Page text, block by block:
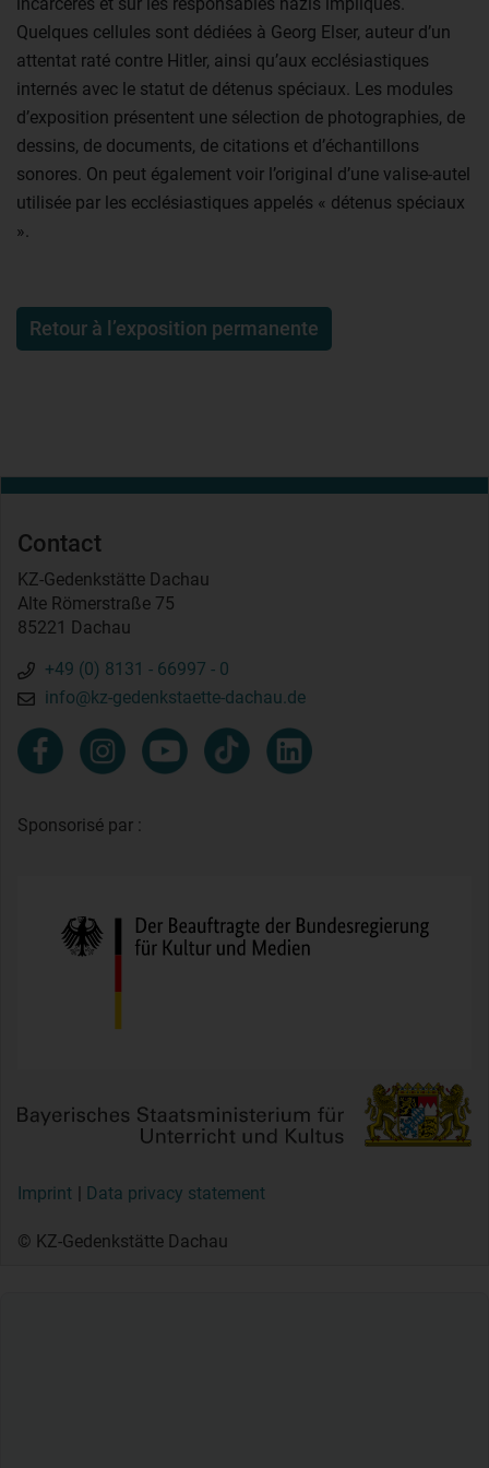
Quelques cellules sont dédiées à Georg Elser, auteur d’un
attentat raté contre Hitler, ainsi qu’aux ecclésiastiques
internés avec le statut de détenus spéciaux. Les modules
d’exposition présentent une sélection de photographies, de
dessins, de documents, de citations et d’échantillons
sonores. On peut également voir l’original d’une valise-autel
utilisée par les ecclésiastiques appelés « détenus spéciaux
».
Retour à l’exposition permanente
Contact
KZ-Gedenkstätte Dachau
Alte Römerstraße 75
85221 Dachau
+49 (0) 8131 - 66997 - 0
info@kz-gedenkstaette-dachau.de
Sponsorisé par :
Imprint Data privacy statement
© KZ-Gedenkstätte Dachau